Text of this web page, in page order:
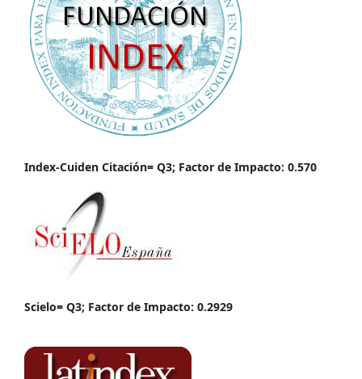
Index-Cuiden Citación= Q3; Factor de Impacto: 0.570
Scielo= Q3; Factor de Impacto: 0.2929